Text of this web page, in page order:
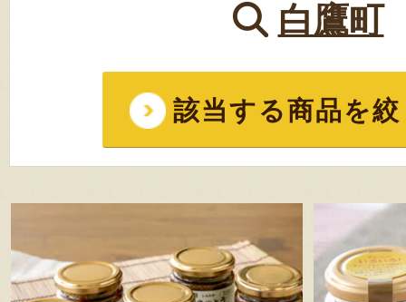
白鷹町
該当する商品を